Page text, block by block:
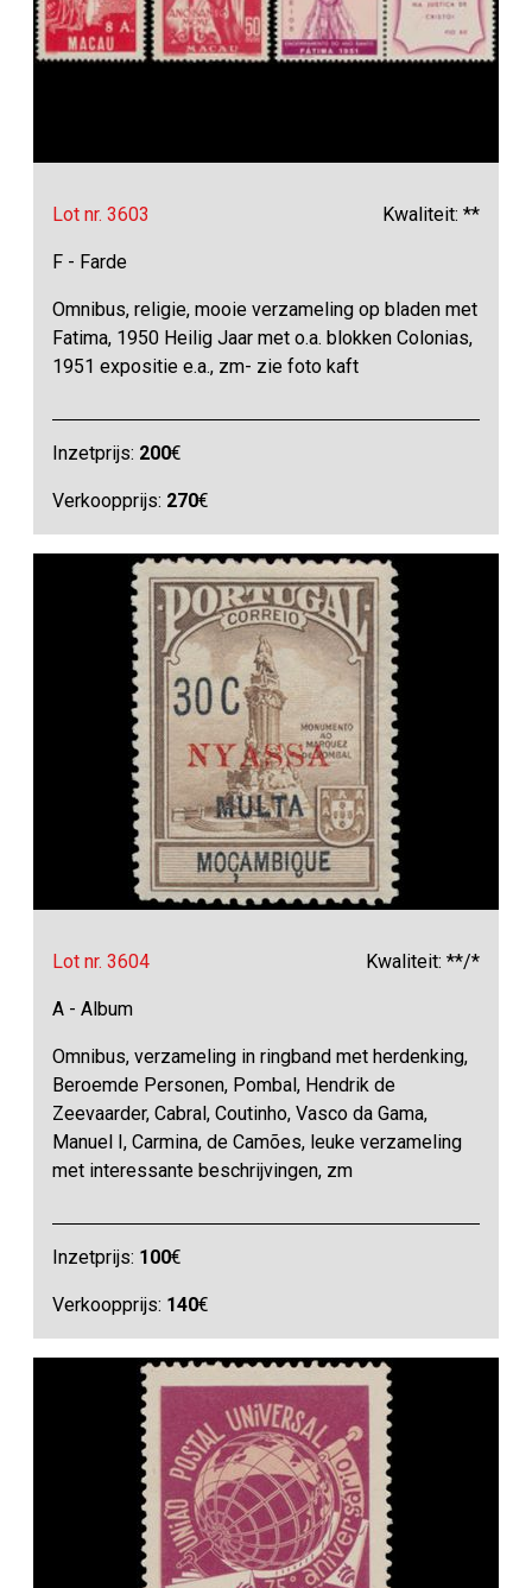
Lot nr. 3603 Kwaliteit: **
F - Farde
Omnibus, religie, mooie verzameling op bladen met
Fatima, 1950 Heilig Jaar met o.a. blokken Colonias,
1951 expositie e.a., zm- zie foto kaft
Inzetprijs: 200€
Verkoopprijs: 270€
Lot nr. 3604 Kwaliteit: **/*
A - Album
Omnibus, verzameling in ringband met herdenking,
Beroemde Personen, Pombal, Hendrik de
Zeevaarder, Cabral, Coutinho, Vasco da Gama,
Manuel I, Carmina, de Camões, leuke verzameling
met interessante beschrijvingen, zm
Inzetprijs: 100€
Verkoopprijs: 140€